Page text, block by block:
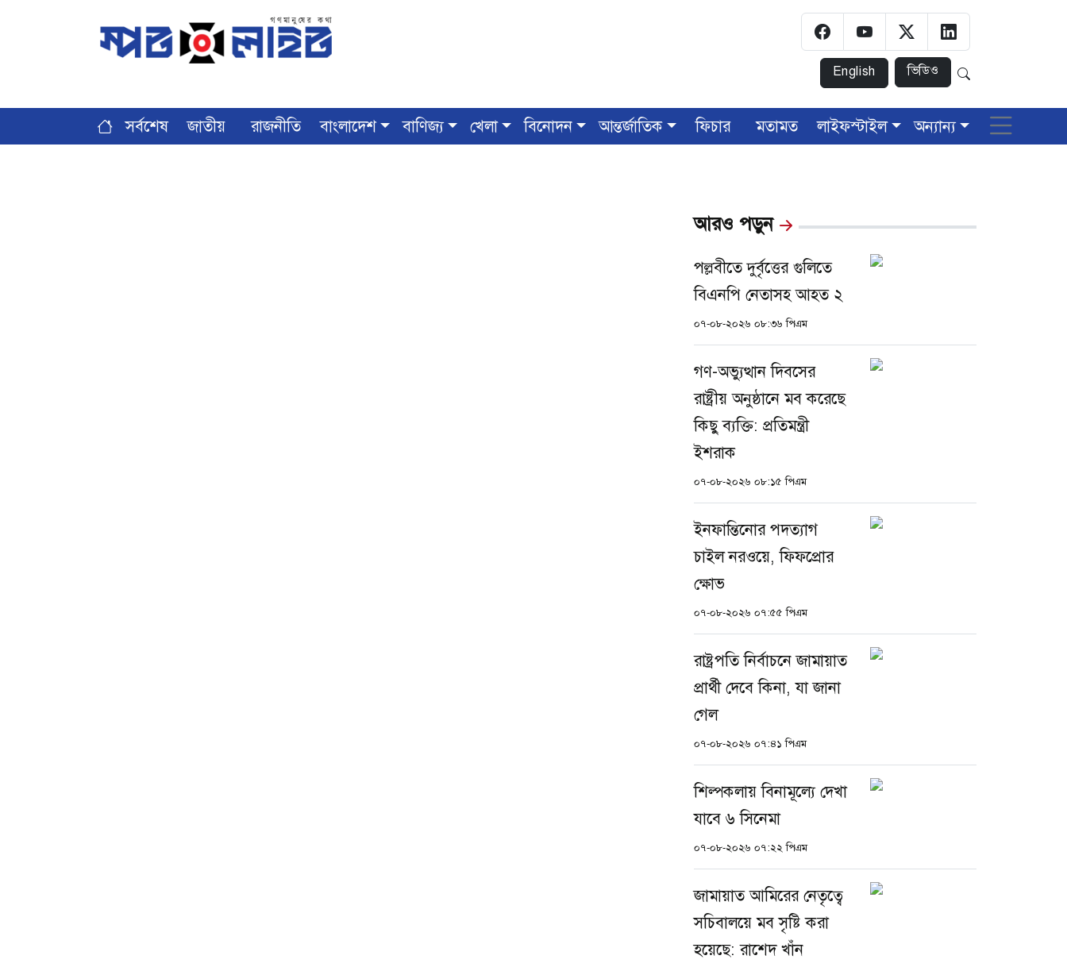
English ভিডিও
সর্বশেষ জাতীয় রাজনীতি বাংলাদেশ বাণিজ্য খেলা বিনোদন আন্তর্জাতিক ফিচার মতামত লাইফস্টাইল অন্যান্য
আরও পড়ুন
পল্লবীতে দুর্বৃত্তের গুলিতে
বিএনপি নেতাসহ আহত ২
০৭-০৮-২০২৬ ০৮:৩৬ পিএম
গণ-অভ্যুত্থান দিবসের
রাষ্ট্রীয় অনুষ্ঠানে মব করেছে
কিছু ব্যক্তি: প্রতিমন্ত্রী
ইশরাক
০৭-০৮-২০২৬ ০৮:১৫ পিএম
ইনফান্তিনোর পদত্যাগ
চাইল নরওয়ে, ফিফপ্রোর
ক্ষোভ
০৭-০৮-২০২৬ ০৭:৫৫ পিএম
রাষ্ট্রপতি নির্বাচনে জামায়াত
প্রার্থী দেবে কিনা, যা জানা
গেল
০৭-০৮-২০২৬ ০৭:৪১ পিএম
শিল্পকলায় বিনামূল্যে দেখা
যাবে ৬ সিনেমা
০৭-০৮-২০২৬ ০৭:২২ পিএম
জামায়াত আমিরের নেতৃত্বে
সচিবালয়ে মব সৃষ্টি করা
হয়েছে: রাশেদ খাঁন